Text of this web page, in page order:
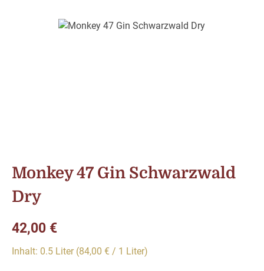
Bildergalerie überspringen
Monkey 47 Gin Schwarzwald
Dry
Regulärer Preis:
42,00 €
Inhalt: 0.5 Liter (84,00 € / 1 Liter)